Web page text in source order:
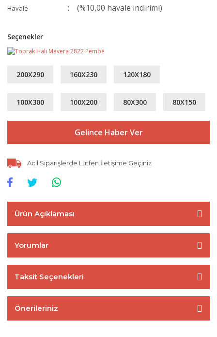
Havale
(%10,00 havale indirimi)
Seçenekler
200X290 160X230 120X180
100X300 100X200 80X300 80X150
Gelince Haber Ver
Acil Siparişlerde Lütfen İletişime Geçiniz
Ürün Açıklaması
Yorumlar
Taksit Seçenekleri
Önerileriniz